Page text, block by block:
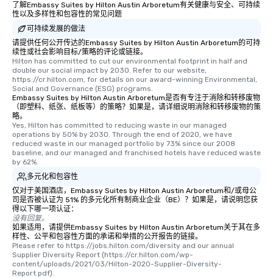
了解Embassy Suites by Hilton Austin Arboretum有关健康与安全、可持续
性以及多样性和包容性的常见问题
可持续发展的做法
请提供任何公开传达的Embassy Suites by Hilton Austin Arboretum的可持
续性或社会影响目标/策略的评论或链接。
Hilton has committed to cut our environmental footprint in half and
double our social impact by 2030. Refer to our website,
https://cr.hilton.com, for details on our award-winning Environmental,
Social and Governance (ESG) programs.
Embassy Suites by Hilton Austin Arboretum是否有专注于消除和转移废物
（即塑料、纸张、纸板等）的策略？如果是，请详细说明消除和转移废物的策
略。
Yes, Hilton has committed to reducing waste in our managed
operations by 50% by 2030. Through the end of 2020, we have
reduced waste in our managed portfolio by 73% since our 2008
baseline, and our managed and franchised hotels have reduced waste
by 62%.
多元化和包容性
仅对于美国酒店，Embassy Suites by Hilton Austin Arboretum和/或母公
司是否被认证为 51% 的多元化所有制商业企业（BE）？如果是，请说明您获
得以下哪一项认证：
没有回复。
如果适用，请提供Embassy Suites by Hilton Austin Arboretum关于其在多
样性、公平和包容性方面的承诺和举措的公开报告的链接。
Please refer to https://jobs.hilton.com/diversity and our annual
Supplier Diversity Report (https://cr.hilton.com/wp-
content/uploads/2021/03/Hilton-2020-Supplier-Diversity-
Report.pdf).